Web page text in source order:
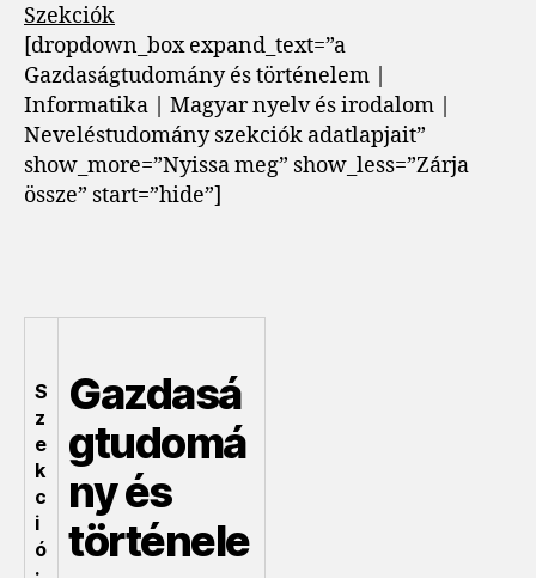
Szekciók
[dropdown_box expand_text=”a
Gazdaságtudomány és történelem |
Informatika | Magyar nyelv és irodalom |
Neveléstudomány szekciók adatlapjait”
show_more=”Nyissa meg” show_less=”Zárja
össze” start=”hide”]
S
z
e
k
c
i
ó
Gazdasá
gtudomá
ny és
történele